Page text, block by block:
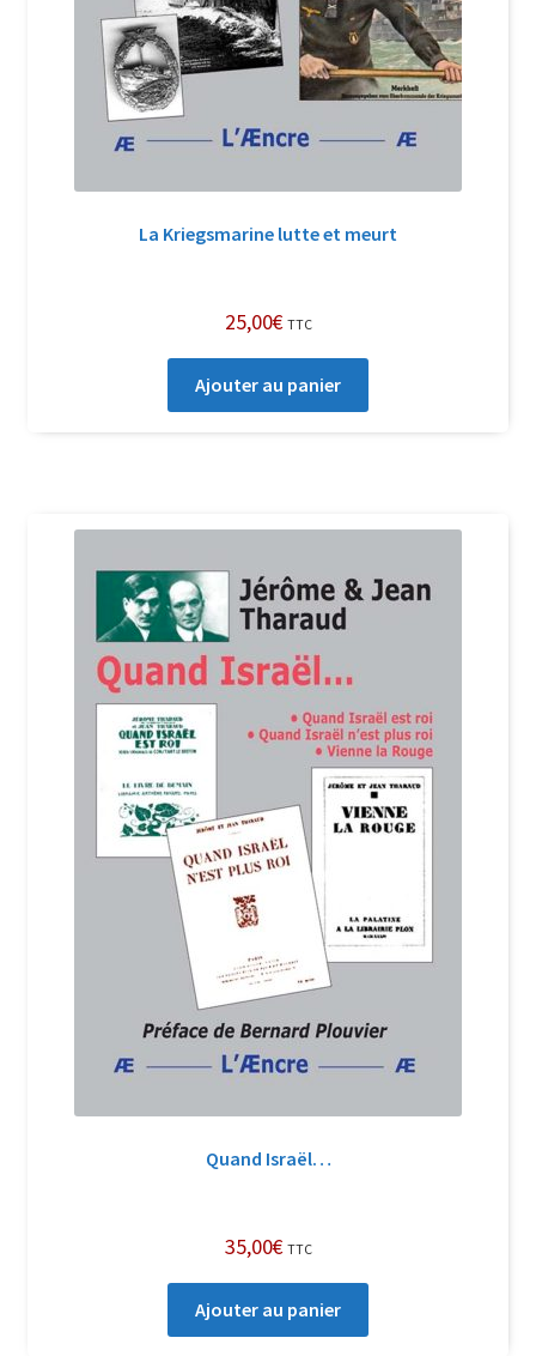
La Kriegsmarine lutte et meurt
25,00€ TTC
Ajouter au panier
Quand Israël…
35,00€ TTC
Ajouter au panier